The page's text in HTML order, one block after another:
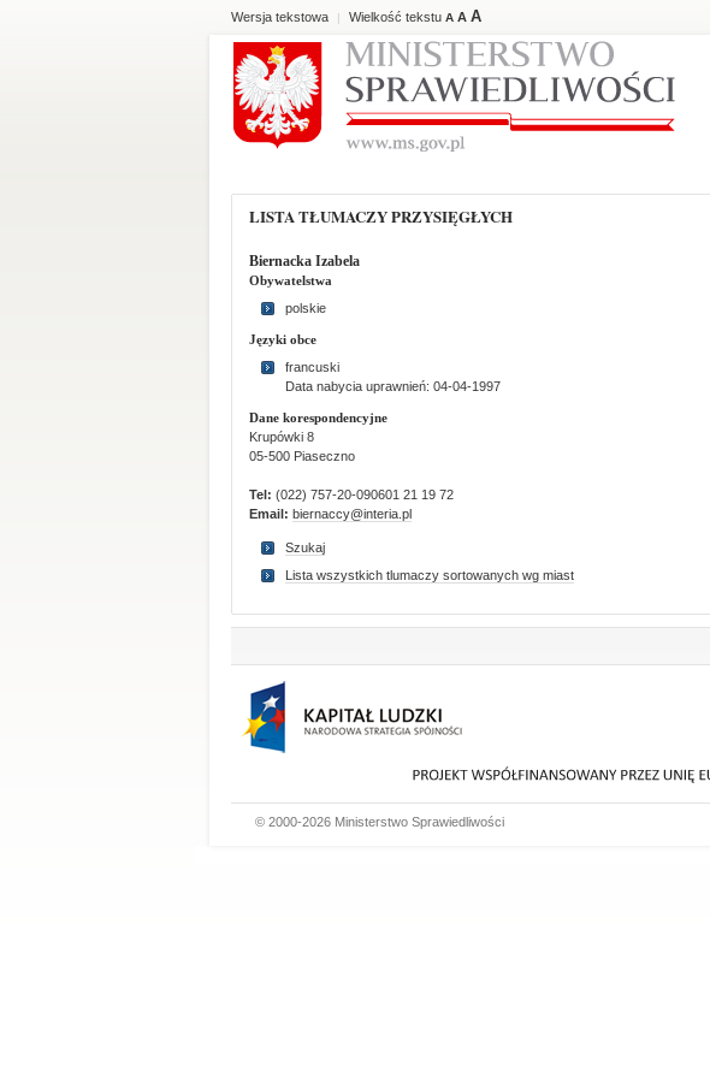
Wersja tekstowa | Wielkość tekstu A A A
LISTA TŁUMACZY PRZYSIĘGŁYCH
Biernacka Izabela
Obywatelstwa
polskie
Języki obce
francuski
Data nabycia uprawnień: 04-04-1997
Dane korespondencyjne
Krupówki 8
05-500 Piaseczno
Tel: (022) 757-20-090601 21 19 72
Email: biernaccy@interia.pl
Szukaj
Lista wszystkich tlumaczy sortowanych wg miast
© 2000-2026 Ministerstwo Sprawiedliwości